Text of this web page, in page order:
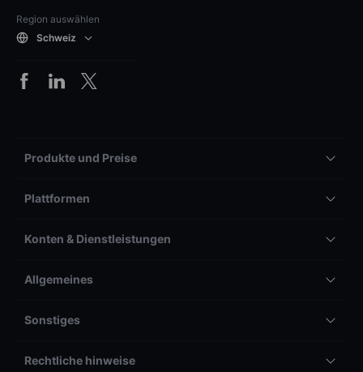
Region auswählen
Schweiz
Produkte und Preise
Plattformen
Konten & Dienstleistungen
Allgemeines
Sonstiges
Rechtliche hinweise